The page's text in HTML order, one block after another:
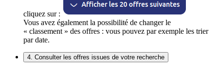
cliquez sur :
Vous avez également la possibilité de changer le
« classement » des offres : vous pouvez par exemple les trier
par date.
4. Consulter les offres issues de votre recherche